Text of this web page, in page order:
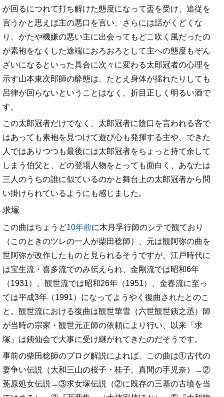
が回るにつれて打ち解けた態度になって盃を受け、追従を
言うかと思えば主の悪口を言い、さらには話がくどくな
り、かたや機嫌の悪い主に出会ってもどこ吹く風だったの
が素袍をなくした途端におろおろとして主への態度もぞん
ざいになるといった具合に次々に変わる太郎冠者の心理を
示す山本東次郎師の酔態は、たとえ身体が揺れたりしても
呂律が回らないということはなく、折目正しく明るい酒で
す。
この太郎冠者だけでなく、太郎冠者に陰口を言われる吝で
はあっても素袍を見つけて遊び心も発揮する主や、できた
人ではありつつも最後には太郎冠者をちょっと持て余して
しまう伯父と、どの登場人物をとっても面白く、あなたは
三人のうちの誰に似ているのかと舞台上の太郎冠者から問
い掛けられているようにも感じました。
求塚
この曲はちょうど10年前に木月孚行師のシテで観ており
（このときのツレの一人が柴田稔師）、元は観阿弥の曲を
世阿弥が改作したものと見られるそうですが、江戸時代に
は宝生流・喜多流でのみ伝えられ、金剛流では昭和6年
（1931）、観世流では昭和26年（1951）、金春流に至っ
ては平成3年（1991）になってようやく復曲されたとのこ
と。観世流における復曲は観世華雪（六世観世銕之丞）師
が当時の宗家・観世元正師の依頼により行い、以来「求
塚」は銕仙会で大事に受け継がれてきたのだそうです。
事前の柴田稔師のブログ解説によれば、この曲は①古代の
妻争い伝説（大和三山の桜子・桂子、真間の手児奈）→②
莬原処女伝説→③求女塚伝説（②に既存の三基の古墳を当